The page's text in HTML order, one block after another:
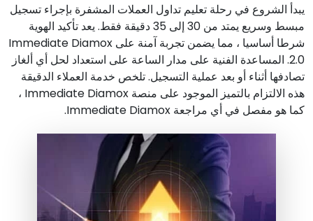
يبدأ الشروع في رحلة تعليم تداول العملات المشفرة بإجراء تسجيل
مبسط وسريع يمتد من 30 إلى 35 دقيقة فقط. يعد تأكيد الهوية
شرطا أساسيا ، مما يضمن تجربة آمنة على Immediate Diamox
2.0. المساعدة الفنية على مدار الساعة على استعداد لحل أي ألغاز
تصادفها أثناء أو بعد عملية التسجيل. تلخص خدمة العملاء الدقيقة
هذه الالتزام بالتميز الموجود على منصة Immediate Diamox ،
كما هو مفصل في أي مراجعة Immediate Diamox.